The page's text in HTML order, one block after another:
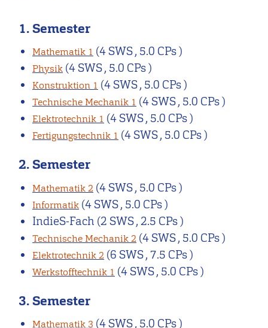
1. Semester
Mathematik 1 (4 SWS , 5.0 CPs )
Physik (4 SWS , 5.0 CPs )
Konstruktion 1 (4 SWS , 5.0 CPs )
Technische Mechanik 1 (4 SWS , 5.0 CPs )
Elektrotechnik 1 (4 SWS , 5.0 CPs )
Fertigungstechnik 1 (4 SWS , 5.0 CPs )
2. Semester
Mathematik 2 (4 SWS , 5.0 CPs )
Informatik (4 SWS , 5.0 CPs )
IndieS-Fach (2 SWS , 2.5 CPs )
Technische Mechanik 2 (4 SWS , 5.0 CPs )
Elektrotechnik 2 (6 SWS , 7.5 CPs )
Werkstofftechnik 1 (4 SWS , 5.0 CPs )
3. Semester
Mathematik 3 (4 SWS , 5.0 CPs )